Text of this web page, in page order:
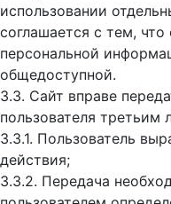
использовании
соглашается с тем, что
персональной
общедоступной.
3.3. Сайт вправе
пользователя
3.3.1. Пользователь
действия;
3.3.2. Передача